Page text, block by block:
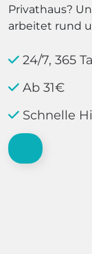
Privathaus?
arbeitet rund
24/7, 365
Ab 31€
Schnelle